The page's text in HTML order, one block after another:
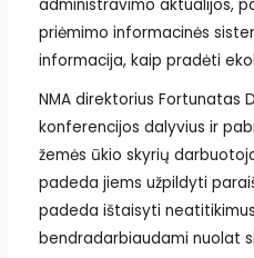
administravimo aktualijos,
priėmimo informacinės
informacija, kaip pradėti
NMA direktorius Fortunatas
konferencijos dalyvius ir
žemės ūkio skyrių
padeda jiems užpildyti
padeda ištaisyti
bendradarbiaudami nuolat